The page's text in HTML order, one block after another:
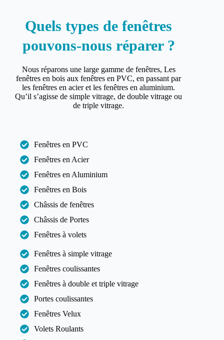
Quels types de fenêtres
pouvons-nous réparer ?
Nous réparons une large gamme de fenêtres, Les
fenêtres en bois aux fenêtres en PVC, en passant par
les fenêtres en acier et les fenêtres en aluminium.
Qu’il s’agisse de simple vitrage, de double vitrage ou
de triple vitrage.
Fenêtres en PVC
Fenêtres en Acier
Fenêtres en Aluminium
Fenêtres en Bois
Châssis de fenêtres
Châssis de Portes
Fenêtres à volets
Fenêtres à simple vitrage
Fenêtres coulissantes
Fenêtres à double et triple vitrage
Portes coulissantes
Fenêtres Velux
Volets Roulants